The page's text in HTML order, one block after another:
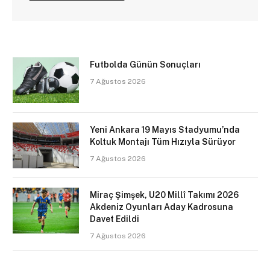
Futbolda Günün Sonuçları
7 Ağustos 2026
Yeni Ankara 19 Mayıs Stadyumu’nda
Koltuk Montajı Tüm Hızıyla Sürüyor
7 Ağustos 2026
Miraç Şimşek, U20 Millî Takımı 2026
Akdeniz Oyunları Aday Kadrosuna
Davet Edildi
7 Ağustos 2026